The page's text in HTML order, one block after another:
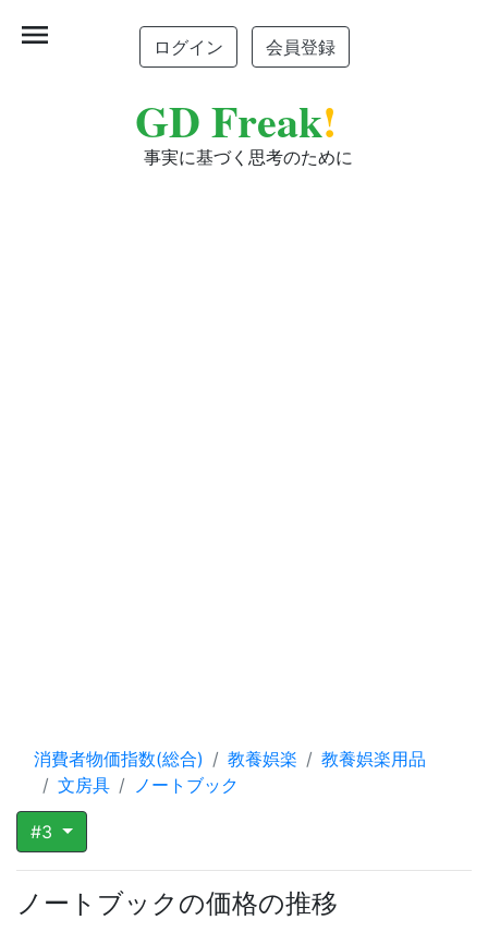
ログイン 会員登録
GD Freak!
事実に基づく思考のために
menu
消費者物価指数(総合) 教養娯楽
教養娯楽用品
文房具
ノートブック
#3
ノートブックの価格の推移